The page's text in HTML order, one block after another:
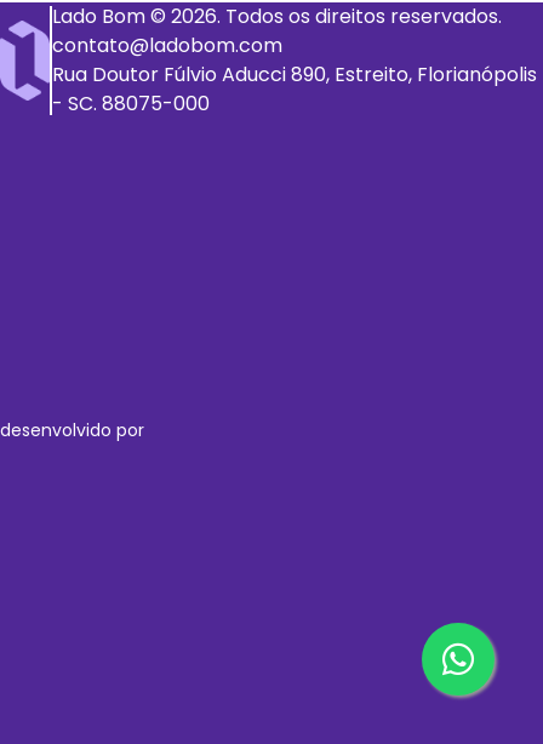
Lado Bom © 2026. Todos os direitos reservados.
contato@ladobom.com
Rua Doutor Fúlvio Aducci 890, Estreito, Florianópolis
- SC. 88075-000
desenvolvido por